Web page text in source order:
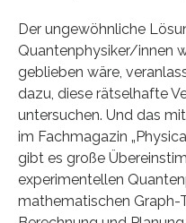
Der ungewöhnliche
Quantenphysiker/innen
geblieben wäre,
dazu, diese rätselhafte
untersuchen. Und das
im Fachmagazin
gibt es große
experimentellen
mathematischen Graph-